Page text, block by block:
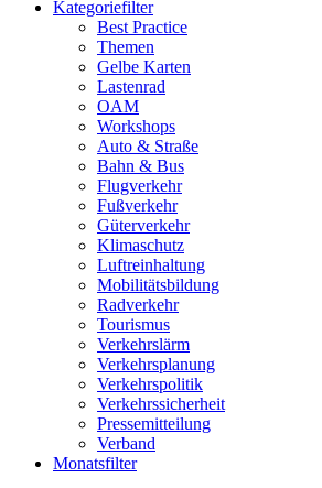
Kategoriefilter
Best Practice
Themen
Gelbe Karten
Lastenrad
OAM
Workshops
Auto & Straße
Bahn & Bus
Flugverkehr
Fußverkehr
Güterverkehr
Klimaschutz
Luftreinhaltung
Mobilitätsbildung
Radverkehr
Tourismus
Verkehrslärm
Verkehrsplanung
Verkehrspolitik
Verkehrssicherheit
Pressemitteilung
Verband
Monatsfilter